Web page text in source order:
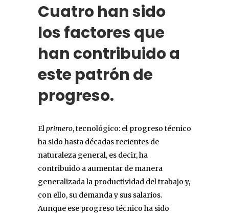
Cuatro han sido
los factores que
han contribuido a
este patrón de
progreso.
Elprimero, tecnológico: el progreso técnico
ha sido hasta décadas recientes de
naturaleza general, es decir, ha
contribuido a aumentar de manera
generalizada la productividad del trabajo y,
con ello, su demanda y sus salarios.
Aunque ese progreso técnico ha sido